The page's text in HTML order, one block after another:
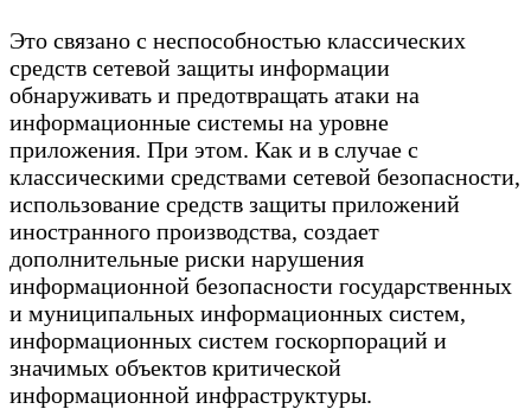
Это связано с неспособностью классических
средств сетевой защиты информации
обнаруживать и предотвращать атаки на
информационные системы на уровне
приложения. При этом. Как и в случае с
классическими средствами сетевой безопасности,
использование средств защиты приложений
иностранного производства, создает
дополнительные риски нарушения
информационной безопасности государственных
и муниципальных информационных систем,
информационных систем госкорпораций и
значимых объектов критической
информационной инфраструктуры.